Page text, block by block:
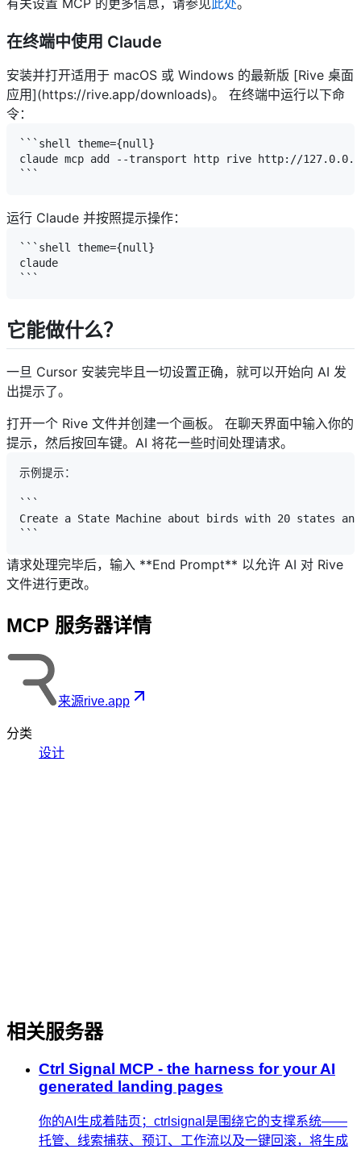
在终端中使用 Claude
安装并打开适用于 macOS 或 Windows 的最新版 [Rive 桌面
应用](https://rive.app/downloads)。 在终端中运行以下命
令：
```shell theme={null}
claude mcp add --transport http rive http://
运行 Claude 并按照提示操作：
```shell theme={null}
claude
它能做什么？
一旦 Cursor 安装完毕且一切设置正确，就可以开始向 AI 发
出提示了。
打开一个 Rive 文件并创建一个画板。 在聊天界面中输入你的
提示，然后按回车键。AI 将花一些时间处理请求。
示例提示：
```
Create a State Machine about birds with 20 states
请求处理完毕后，输入 **End Prompt** 以允许 AI 对 Rive
文件进行更改。
MCP 服务器详情
来源rive.app
分类
设计
相关服务器
Ctrl Signal MCP - the harness for your AI
generated landing pages
你的AI生成着陆页；ctrlsignal是围绕它的支撑系统——
托管、线索捕获、预订、工作流以及一键回滚，将生成